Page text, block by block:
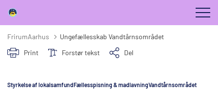
FrirumAarhus
Ungefællesskab Vandtårnsområdet
Print
Forstør tekst Del
Styrkelse af lokalsamfundFællesspisning & madlavningVandtårnsområdet